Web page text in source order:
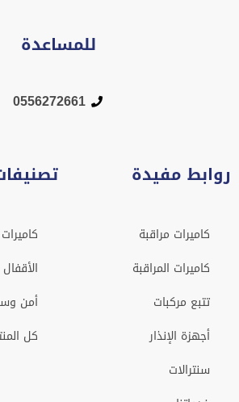
للمساعدة
0556272661
مفيدة
كاميرات مراقبة
كاميرات المراقبة
تتبع مركبات
أجهزة الإنذار
سنترالات
تصنيفات
كاميرات
الأقفال
أمن
كل